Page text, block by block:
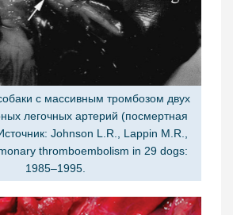
с массивным тромбозом двух
легочных артерий (посмертная
Johnson L.R., Lappin M.R.,
thromboembolism in 29 dogs:
1985–1995.